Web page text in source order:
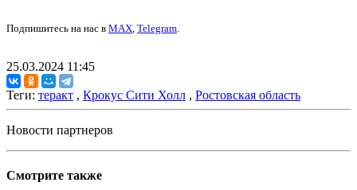
Подпишитесь на нас в MAX, Telegram.
25.03.2024 11:45
Теги: теракт , Крокус Сити Холл , Ростовская область
Новости партнеров
Смотрите также